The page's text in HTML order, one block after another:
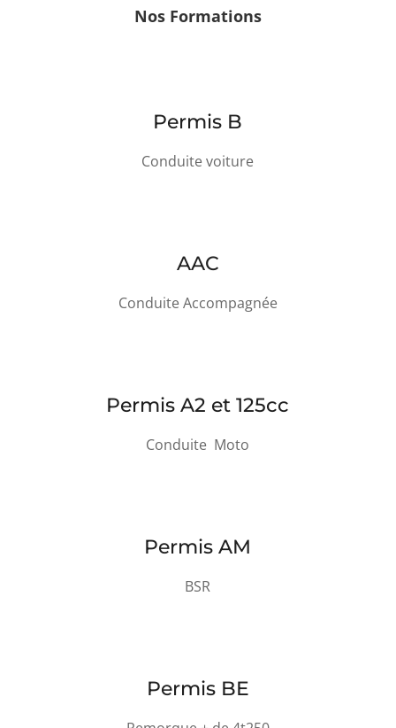
Nos Formations
Permis B
Conduite voiture
AAC
Conduite Accompagnée
Permis A2 et 125cc
Conduite Moto
Permis AM
BSR
Permis BE